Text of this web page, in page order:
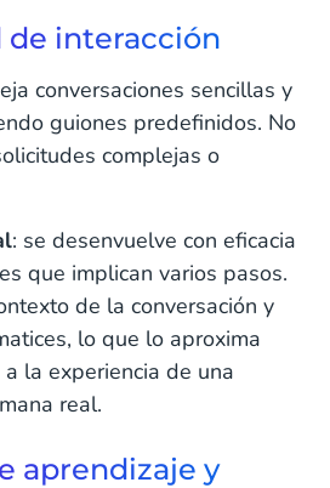
de interacción
conversaciones sencillas y
guiones predefinidos. No
complejas o
: se desenvuelve con eficacia
que implican varios pasos.
de la conversación y
lo que lo aproxima
la experiencia de una
real.
aprendizaje y